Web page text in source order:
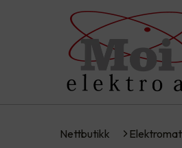
Nettbutikk